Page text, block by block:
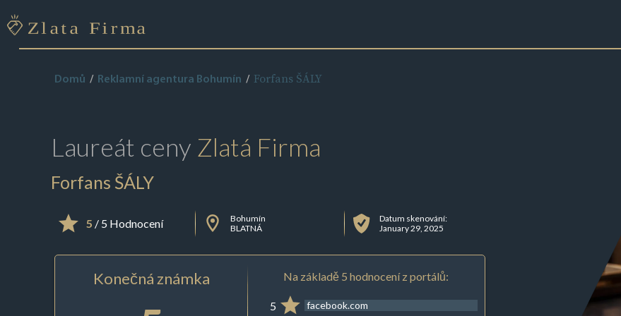
Domů Reklamní agentura Bohumín Forfans ŠÁLY
Laureát ceny Zlatá Firma
Forfans ŠÁLY
5 / 5 Hodnocení
Bohumín
BLATNÁ
Datum skenování:
January 29, 2025
Konečná známka Na základě 5 hodnocení z portálů:
5 facebook.com